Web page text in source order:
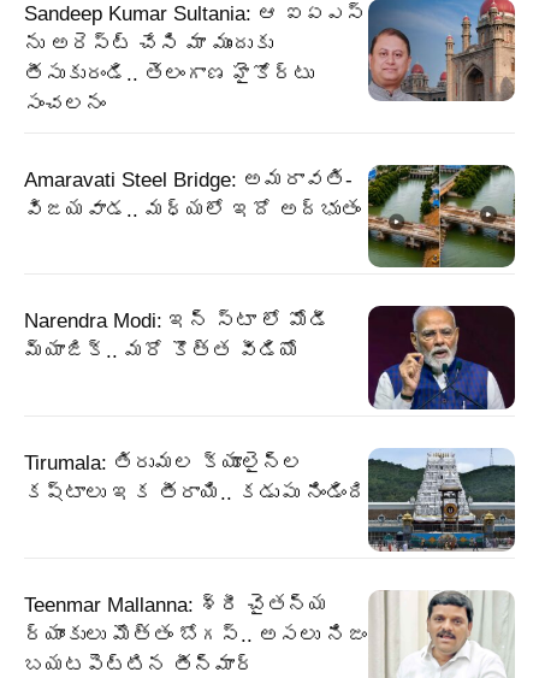
Sandeep Kumar Sultania: ఆ ఐఏఎస్
ను అరెస్ట్ చేసి మా ముందుకు
తీసుకురండి.. తెలంగాణ హైకోర్టు
సంచలనం
Amaravati Steel Bridge: అమరావతి-
విజయవాడ.. మధ్యలో ఇదో అద్భుతం
Narendra Modi: ఇన్ స్టా లో మోడీ
మ్యాజిక్.. మరో కొత్త వీడియో
Tirumala: తిరుమల క్యూలైన్ల
కష్టాలు ఇక తీరాయి.. కడుపు నిండింది
Teenmar Mallanna: శ్రీ చైతన్య
ర్యాంకులు మొత్తం బోగస్.. అసలు నిజం
బయటపెట్టిన తీన్మార్